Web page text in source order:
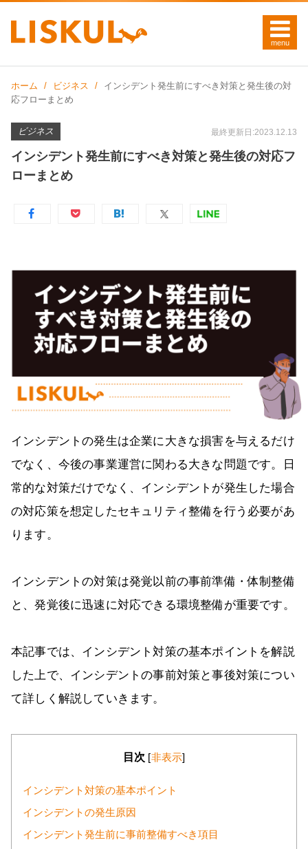
ホーム ビジネス
インシデント発生前にすべき対策と発生後の対
応フローまとめ
ビジネス 最終更新日:2023.12.13
インシデント発生前にすべき対策と発生後の対応フ
ローまとめ
インシデントの発生は企業に大きな損害を与えるだけ
でなく、今後の事業運営に関わる大きな問題です。日
常的な対策だけでなく、インシデントが発生した場合
の対応策を想定したセキュリティ整備を行う必要があ
ります。
インシデントの対策は発覚以前の事前準備・体制整備
と、発覚後に迅速に対応できる環境整備が重要です。
本記事では、インシデント対策の基本ポイントを解説
した上で、インシデントの事前対策と事後対策につい
て詳しく解説していきます。
目次 [非表示]
インシデント対策の基本ポイント
インシデントの発生原因
インシデント発生前に事前整備すべき項目